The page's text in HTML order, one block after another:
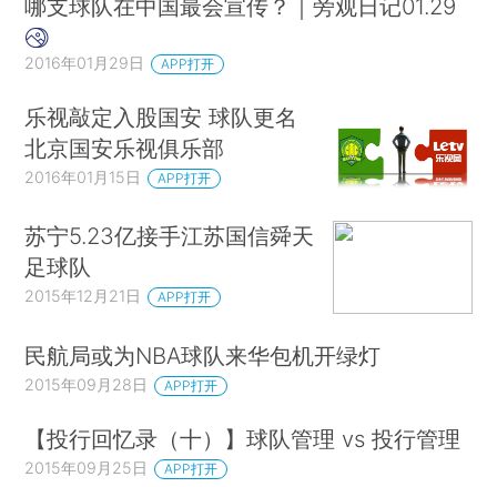
哪支球队在中国最会宣传？｜旁观日记01.29
2016年01月29日 APP打开
乐视敲定入股国安 球队更名
北京国安乐视俱乐部
2016年01月15日 APP打开
苏宁5.23亿接手江苏国信舜天
足球队
2015年12月21日 APP打开
民航局或为NBA球队来华包机开绿灯
2015年09月28日 APP打开
【投行回忆录（十）】球队管理 vs 投行管理
2015年09月25日 APP打开